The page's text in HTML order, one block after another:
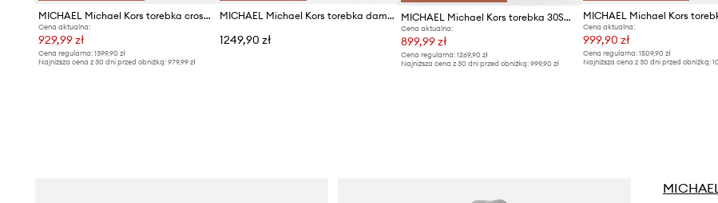
MICHAEL Michael Kors torebka crossbody damska zamszowa
Cena aktualna:
929,99 zł
Cena regularna: 1399,90 zł
Najniższa cena z 30 dni przed obniżką: 979,99 zł
MICHAEL Michael Kors torebka damska skórzana LAILA
1249,90 zł
MICHAEL Michael Kors torebka 30S2G7HL3L
Cena aktualna:
899,99 zł
Cena regularna: 1269,90 zł
Najniższa cena z 30 dni przed obniżką: 999,90 zł
Cena aktualna:
999,90 zł
Cena regularna: 1509,90 zł
Najniższa cena z 30 dni przed obniżką: